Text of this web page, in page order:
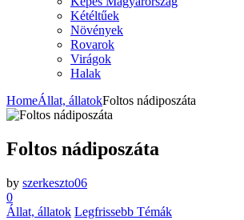
Kétéltűek
Növények
Rovarok
Virágok
Halak
HomeÁllat, állatokFoltos nádiposzáta
Foltos nádiposzáta
by szerkeszto06
0
Állat, állatok Legfrissebb Témák